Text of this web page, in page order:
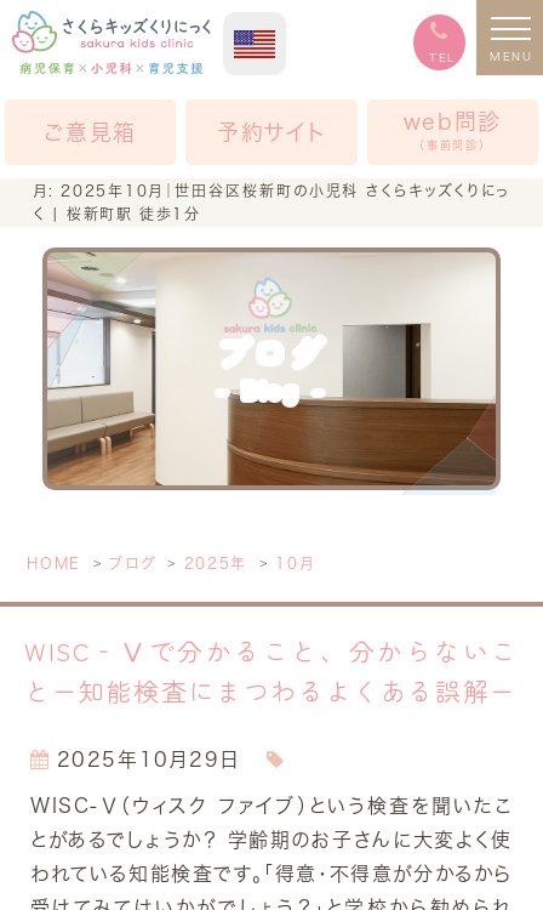
月: 2025年10月
｜世田谷区桜新町の小児科 さくらキッズくりにっ
く | 桜新町駅 徒歩1分
TEL
ご意見箱 予約サイト web問診
（事前問診）
MENU
ブログ
Blog
HOME ブログ 2025年 10月
WISC‐Ⅴで分かること、分からないこ
とー知能検査にまつわるよくある誤解ー
2025年10月29日
WISC‐Ⅴ（ウィスク ファイブ）という検査を聞いたこ
とがあるでしょうか？ 学齢期のお子さんに大変よく使
われている知能検査です。「得意・不得意が分かるから